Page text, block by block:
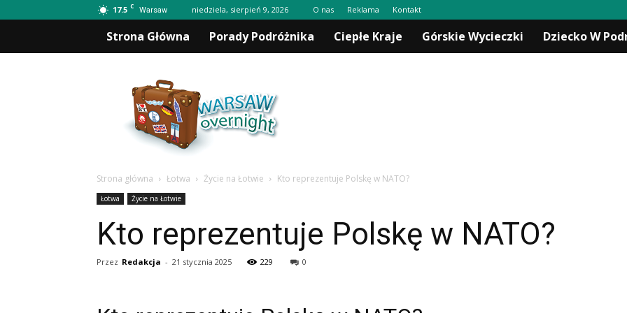
17.5 C Warsaw niedziela, sierpień 9, 2026 O nas Reklama Kontakt
Strona Główna Porady Podróżnika Ciepłe Kraje Górskie Wycieczki Dziecko W
Warsawovernight.pl
Strona główna Łotwa Życie na Łotwie Kto reprezentuje Polskę w NATO?
Łotwa Życie na Łotwie
Kto reprezentuje Polskę w NATO?
Przez Redakcja - 21 stycznia 2025 229 0